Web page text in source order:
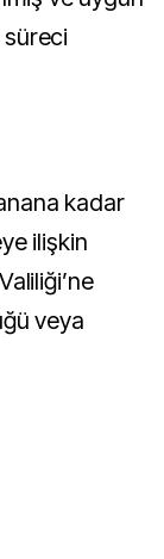
kadar
ilişkin
veya